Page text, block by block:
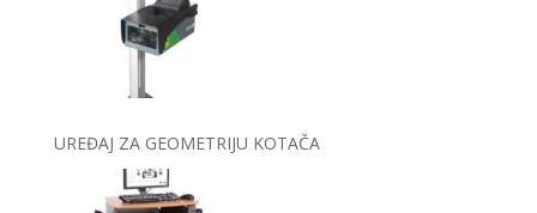
UREĐAJ ZA GEOMETRIJU KOTAČA